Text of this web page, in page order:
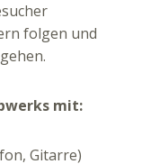
folgen und
mit:
Gitarre)